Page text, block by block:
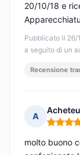
Pubblicato il 26/
a seguito di un
20/10/18 e
Recensione
A
Nota: 5
molto buono